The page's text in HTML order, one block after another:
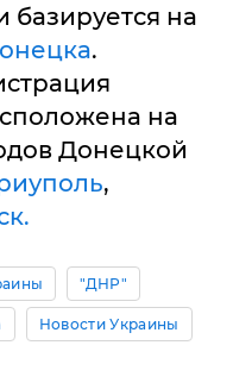
базируется на
.
на
Донецкой
,
"ДНР"
Новости Украины